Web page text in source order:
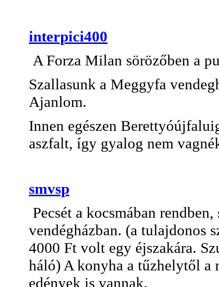
interpici400
A Forza Milan sörözőben a
Szallasunk a Meggyfa
Ajanlom.
Innen egészen
aszfalt, így gyalog nem
smvsp
Pecsét a kocsmában
vendégházban. (a tulajdonos
4000 Ft volt egy éjszakára.
háló) A konyha a tűzhelytől
edények is vannak.